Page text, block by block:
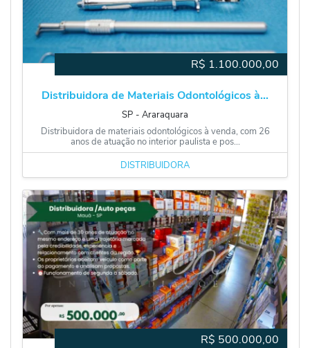
R$ 1.100.000,00
Distribuidora de Materiais Odontológicos à...
SP ‐ Araraquara
Distribuidora de materiais odontológicos à venda, com 26
anos de atuação no interior paulista e pos...
DISTRIBUIDORA
R$ 500.000,00